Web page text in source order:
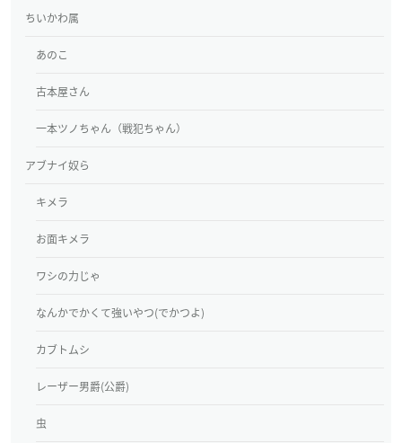
ちいかわ属
あのこ
古本屋さん
一本ツノちゃん（戦犯ちゃん）
アブナイ奴ら
キメラ
お面キメラ
ワシの力じゃ
なんかでかくて強いやつ(でかつよ)
カブトムシ
レーザー男爵(公爵)
虫